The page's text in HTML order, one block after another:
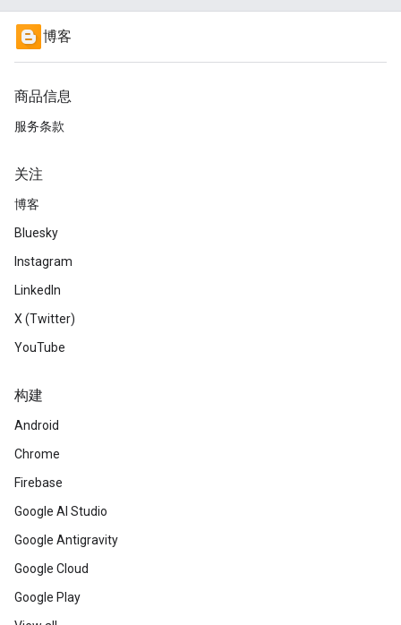
博客
商品信息
服务条款
关注
博客
Bluesky
Instagram
LinkedIn
X (Twitter)
YouTube
构建
Android
Chrome
Firebase
Google AI Studio
Google Antigravity
Google Cloud
Google Play